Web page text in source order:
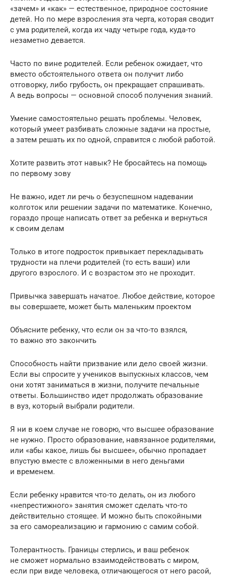
«зачем» и «как» — естественное, природное состояние
детей. Но по мере взросления эта черта, которая сводит
с ума родителей, когда их чаду четыре года, куда-то
незаметно девается.
Часто по вине родителей. Если ребенок ожидает, что
вместо обстоятельного ответа он получит либо
отговорку, либо грубость, он прекращает спрашивать.
А ведь вопросы — основной способ получения знаний.
Умение самостоятельно решать проблемы. Человек,
который умеет разбивать сложные задачи на простые,
а затем решать их по одной, справится с любой работой.
Хотите развить этот навык? Не бросайтесь на помощь
по первому зову
Не важно, идет ли речь о безуспешном надевании
колготок или решении задачи по математике. Конечно,
гораздо проще написать ответ за ребенка и вернуться
к своим делам
Только в итоге подросток привыкает перекладывать
трудности на плечи родителей (то есть ваши) или
другого взрослого. И с возрастом это не проходит.
Привычка завершать начатое. Любое действие, которое
вы совершаете, может быть маленьким проектом
Объясните ребенку, что если он за что-то взялся,
то важно это закончить
Способность найти призвание или дело своей жизни.
Если вы спросите у учеников выпускных классов, чем
они хотят заниматься в жизни, получите печальные
ответы. Большинство идет продолжать образование
в вуз, который выбрали родители.
Я ни в коем случае не говорю, что высшее образование
не нужно. Просто образование, навязанное родителями,
или «абы какое, лишь бы высшее», обычно пропадает
впустую вместе с вложенными в него деньгами
и временем.
Если ребенку нравится что-то делать, он из любого
«непрестижного» занятия сможет сделать что-то
действительно стоящее. И можно быть спокойными
за его самореализацию и гармонию с самим собой.
Толерантность. Границы стерлись, и ваш ребенок
не сможет нормально взаимодействовать с миром,
если при виде человека, отличающегося от него расой,